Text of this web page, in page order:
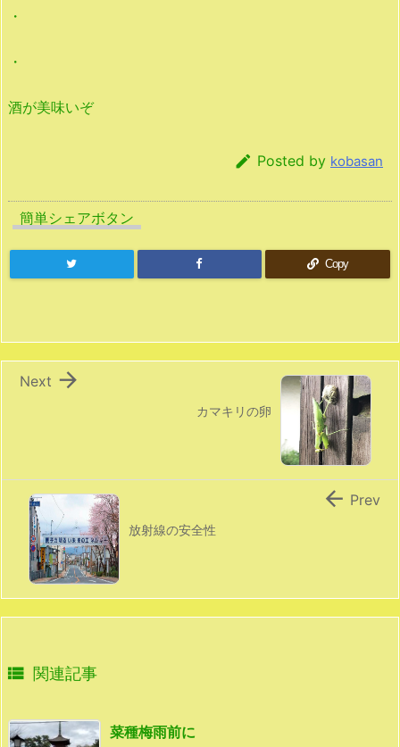
・
・
酒が美味いぞ
 Posted by kobasan
簡単シェアボタン
Copy
カマキリの卵

Next
放射線の安全性
 Prev
 関連記事
菜種梅雨前に